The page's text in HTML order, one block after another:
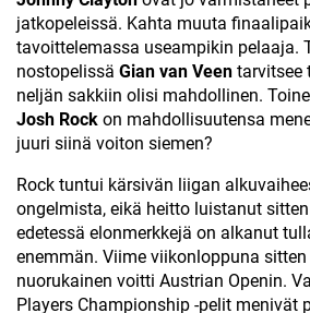
jatkopeleissä. Kahta muuta
tavoittelemassa useampikin pelaaja.
nostopelissä Gian van Veen tarvitsee
neljän sakkiin olisi mahdollinen.
Josh Rock on mahdollisuutensa
juuri siinä voiton siemen?
Rock tuntui kärsivän liigan
ongelmista, eikä heitto luistanut
edetessä elonmerkkejä on alkanut
enemmän. Viime viikonloppuna
nuorukainen voitti Austrian Openin.
Players Championship -pelit menivät